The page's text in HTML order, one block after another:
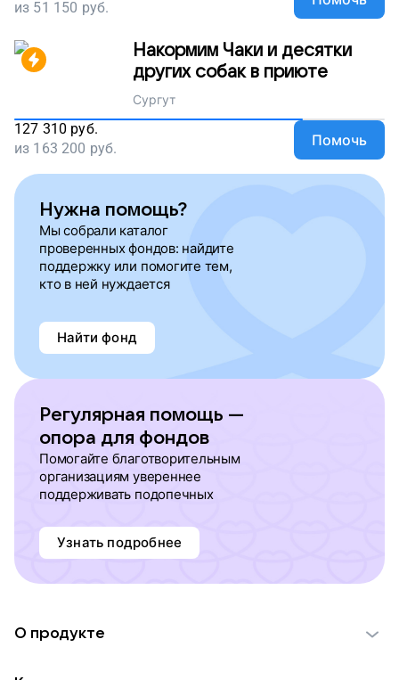
из 51 150 руб.
Накормим Чаки и десятки
других собак в приюте
Сургут
127 310 руб.
из 163 200 руб. Помочь
Нужна помощь?
Мы собрали каталог
проверенных фондов: найдите
поддержку или помогите тем,
кто в ней нуждается
Найти фонд
Регулярная помощь —
опора для фондов
Помогайте благотворительным
организациям увереннее
поддерживать подопечных
Узнать подробнее
О продукте